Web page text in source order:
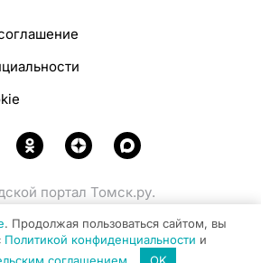
портал Томск.ру.
развития, связи и массовых
Федерации.
. Продолжая пользоваться сайтом, вы
Политикой конфиденциальности и